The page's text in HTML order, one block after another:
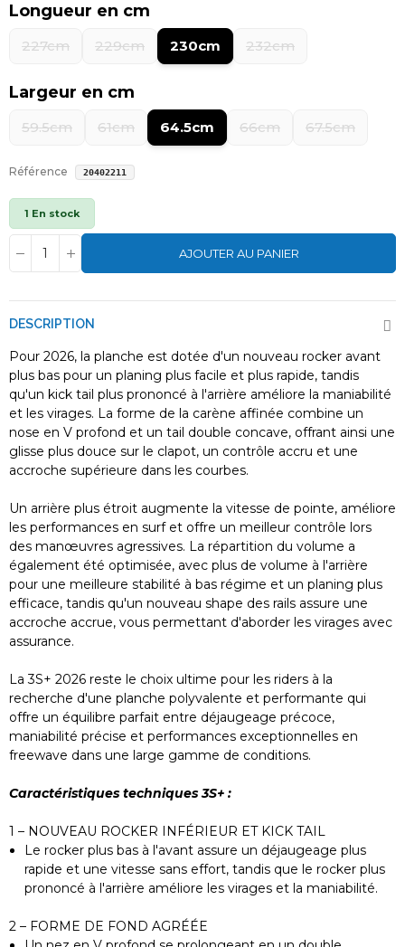
Longueur en cm
227cm 229cm 230cm 232cm
Largeur en cm
59.5cm 61cm 64.5cm 66cm 67.5cm
Référence 20402211
1 En stock
AJOUTER AU PANIER
DESCRIPTION
Pour 2026, la planche est dotée d'un nouveau rocker avant
plus bas pour un planing plus facile et plus rapide, tandis
qu'un kick tail plus prononcé à l'arrière améliore la maniabilité
et les virages. La forme de la carène affinée combine un
nose en V profond et un tail double concave, offrant ainsi une
glisse plus douce sur le clapot, un contrôle accru et une
accroche supérieure dans les courbes.
Un arrière plus étroit augmente la vitesse de pointe, améliore
les performances en surf et offre un meilleur contrôle lors
des manœuvres agressives. La répartition du volume a
également été optimisée, avec plus de volume à l'arrière
pour une meilleure stabilité à bas régime et un planing plus
efficace, tandis qu'un nouveau shape des rails assure une
accroche accrue, vous permettant d'aborder les virages avec
assurance.
La 3S+ 2026 reste le choix ultime pour les riders à la
recherche d'une planche polyvalente et performante qui
offre un équilibre parfait entre déjaugeage précoce,
maniabilité précise et performances exceptionnelles en
freewave dans une large gamme de conditions.
Caractéristiques techniques 3S+ :
1 – NOUVEAU ROCKER INFÉRIEUR ET KICK TAIL
Le rocker plus bas à l'avant assure un déjaugeage plus
rapide et une vitesse sans effort, tandis que le rocker plus
prononcé à l'arrière améliore les virages et la maniabilité.
2 – FORME DE FOND AGRÉÉE